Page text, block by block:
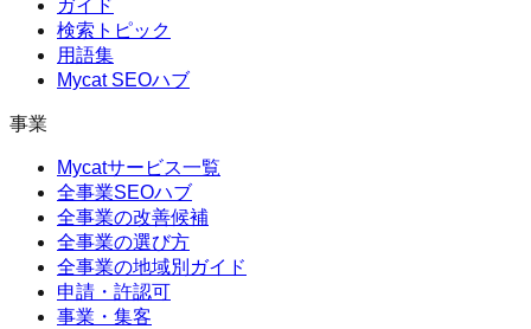
ガイド
検索トピック
用語集
Mycat SEOハブ
事業
Mycatサービス一覧
全事業SEOハブ
全事業の改善候補
全事業の選び方
全事業の地域別ガイド
申請・許認可
事業・集客